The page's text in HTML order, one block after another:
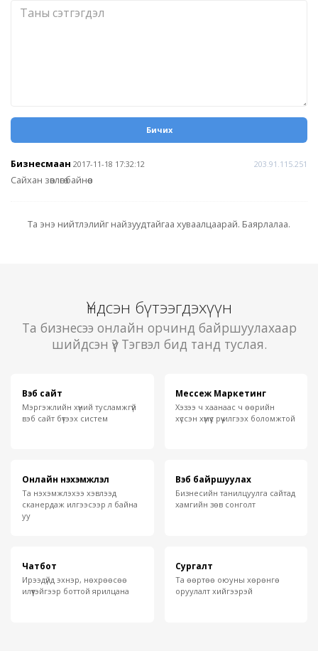
Бичих
Бизнесмаан 2017-11-18 17:32:12 203.91.115.251
Сайхан зөвлөгө байнөөө
Та энэ нийтлэлийг найзуудтайгаа хуваалцаарай. Баярлалаа.
Үндсэн бүтээгдэхүүн
Та бизнесээ онлайн орчинд байршуулахаар
шийдсэн үү? Тэгвэл бид танд туслая.
Вэб сайт
Мэргэжлийн хүний тусламжгүй
вэб сайт бүтээх систем
Мессеж Маркетинг
Хэзээ ч хаанаас ч өөрийн
хүссэн хүмүүс рүү илгээх боломжтой
Онлайн нэхэмжлэл
Та нэхэмжлэхээ хэвлээд
сканердаж илгээсээр л байна
уу
Вэб байршуулах
Бизнесийн танилцуулга сайтад
хамгийн зөв сонголт
Чатбот
Ирээдүйд эхнэр, нөхрөөсөө
илүүтэйгээр боттой ярилцана
Сургалт
Та өөртөө оюуны хөрөнгө
оруулалт хийгээрэй